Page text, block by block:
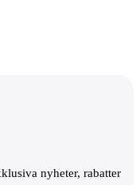
nyheter, rabatter